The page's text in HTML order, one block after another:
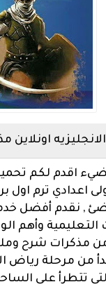
اونلاين
اقدم لكم
اعدادي ترم اول
, نقدم أفضل
وأهم
من مذكرات شرح
من مرحلة رياض
تتطرأ على